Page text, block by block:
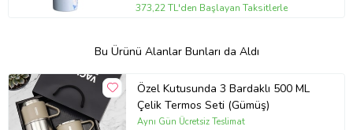
373,22 TL'den Başlayan Taksitlerle
Bu Ürünü Alanlar Bunları da Aldı
Özel Kutusunda 3 Bardaklı 500 ML
Çelik Termos Seti (Gümüş)
Aynı Gün Ücretsiz Teslimat